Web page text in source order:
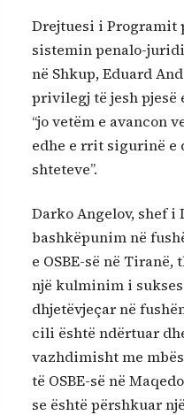
Drejtuesi i Programit
sistemin penalo-
në Shkup, Eduard
privilegj të jesh pjesë
“jo vetëm e avancon
edhe e rrit sigurinë e
shteteve”.
Darko Angelov, shef
bashkëpunim në
e OSBE-së në
një kulminim i
dhjetëvjeçar në
cili është ndërtuar
vazhdimisht me
të OSBE-së në
se është përshkuar